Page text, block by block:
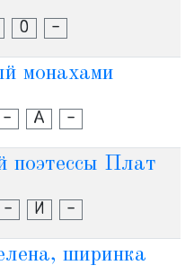
О -
монахами
- А -
поэтессы Плат
- И -
ширинка